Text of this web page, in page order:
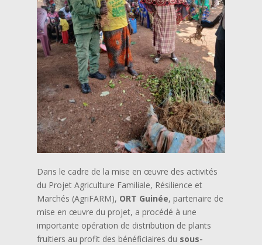
Dans le cadre de la mise en œuvre des activités
du Projet Agriculture Familiale, Résilience et
Marchés (AgriFARM), ORT Guinée, partenaire de
mise en œuvre du projet, a procédé à une
importante opération de distribution de plants
fruitiers au profit des bénéficiaires du sous-